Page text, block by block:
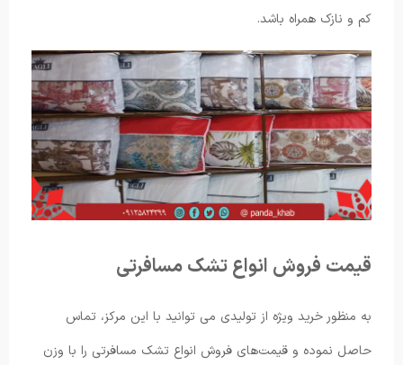
کم و نازک همراه باشد.
قیمت فروش انواع تشک مسافرتی
به منظور خرید ویژه از تولیدی می توانید با این مرکز، تماس
حاصل نموده و قیمت‌های فروش انواع تشک مسافرتی را با وزن